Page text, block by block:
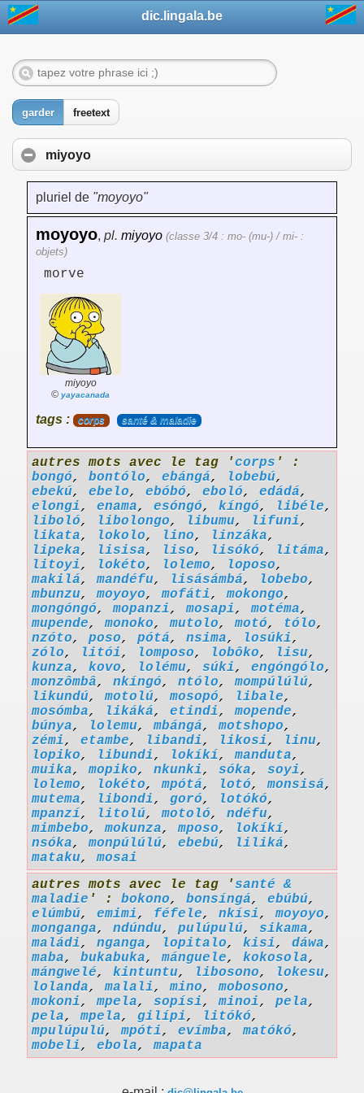
dic.lingala.be
garder freetext
miyoyo
pluriel de "moyoyo"
moyoyo, pl. miyoyo (classe 3/4 : mo- (mu-) / mi- :
objets)
morve
miyoyo
© yayacanada
tags : corps santé & maladie
autres mots avec le tag 'corps ' :
bongó, bontólo, ebángá, lobebú,
ebekú, ebelo, ebóbó, eboló, edádá,
elongi, enama, esóngó, kíngó, libéle,
liboló, libolongo, libumu, lifuni,
likata, lokolo, lino, linzáka,
lipeka, lisisa, liso, lisókó, litáma,
litoyi, lokéto, lolemo, loposo,
makilá,mandéfu, lisásámbá, lobebo,
mbunzu,moyoyo,mofáti,mokongo,
mongóngó,mopanzi,mosapi,motéma,
mupende,monoko,mutolo,motó, tólo,
nzóto, poso, pótá, nsima, losúki,
zólo, litói, lomposo, lobôko, lisu,
kunza, kovo, lolému, súki, engóngólo,
monzômbâ, nkíngó, ntólo,mompúlúlú,
likundú,motolú,mosopó, libale,
mosómba, likáká, etindi,mopende,
búnya, lolemu,mbángá,motshopo,
zémi, etambe, libandi, likosi, linu,
lopiko, libundi, lokíkí,manduta,
muika,mopiko, nkunki, sóka, soyi,
lolemo, lokéto,mpótá, lotó,monsisá,
mutema, libondi, goró, lotókó,
mpanzí, litolú,motoló, ndéfu,
mimbebo,mokunza,mposo, lokíkí,
nsóka,monpúlúlú, ebebú, liliká,
mataku,mosai
autres mots avec le tag 'santé &
maladie ' : bokono, bonsíngá, ebúbú,
elúmbú, emimi, féfele, nkísi,moyoyo,
monganga, ndúndu, pulúpulú, sikama,
maládi, nganga, lopitalo, kisi, dáwa,
maba, bukabuka,mánguele, kokosola,
mángwelé, kintuntu, libosono, lokesu,
lolanda,malali,mino,mobosono,
mokoni,mpela, sopísi,minoi, pela,
pela,mpela, gilípi, litókó,
mpulúpulú,mpóti, evímba,matókó,
mobeli, ebola,mapata